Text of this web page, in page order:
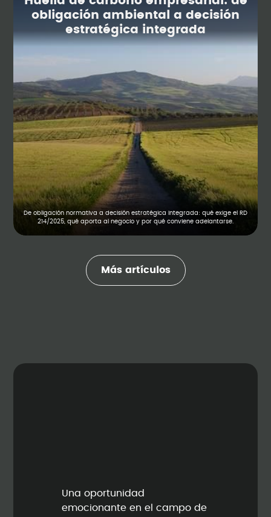
obligación ambiental a decisión
estratégica integrada
De obligación normativa a decisión estratégica integrada: qué exige el RD
214/2025, qué aporta al negocio y por qué conviene adelantarse.
Más artículos
Una oportunidad
emocionante en el campo de